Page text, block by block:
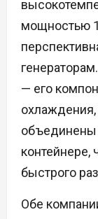
мощностью
— его
объединены
контейнере,
быстрого
Обе